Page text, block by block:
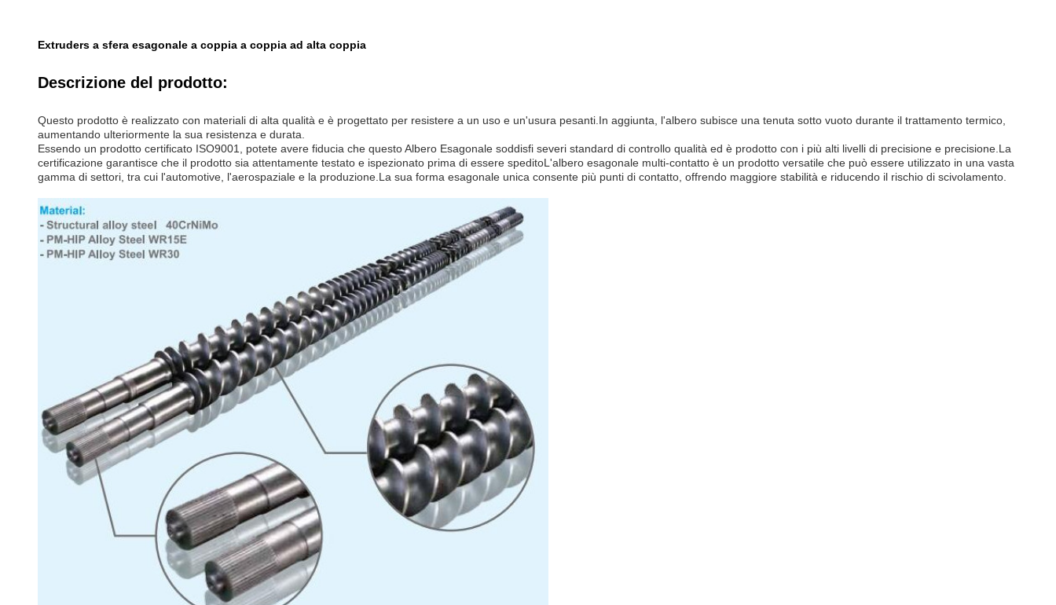
Extruders a sfera esagonale a coppia a coppia ad alta coppia
Descrizione del prodotto:
Questo prodotto è realizzato con materiali di alta qualità e è progettato per resistere a un uso e un'usura pesanti.In aggiunta, l'albero subisce una tenuta sotto vuoto durante il trattamento termico,
aumentando ulteriormente la sua resistenza e durata.
Essendo un prodotto certificato ISO9001, potete avere fiducia che questo Albero Esagonale soddisfi severi standard di controllo qualità ed è prodotto con i più alti livelli di precisione e precisione.La
certificazione garantisce che il prodotto sia attentamente testato e ispezionato prima di essere speditoL'albero esagonale multi-contatto è un prodotto versatile che può essere utilizzato in una vasta
gamma di settori, tra cui l'automotive, l'aerospaziale e la produzione.La sua forma esagonale unica consente più punti di contatto, offrendo maggiore stabilità e riducendo il rischio di scivolamento.